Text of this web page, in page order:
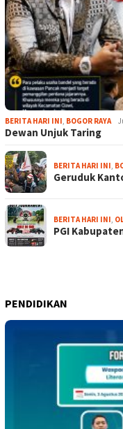
BERITA HARI INI, BOGOR RAYA
Dewan Unjuk Taring
BERITA HARI INI,
Geruduk
BERITA HARI INI,
PGI
PENDIDIKAN